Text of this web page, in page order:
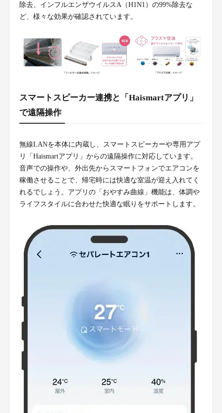
除去、インフルエンザウイルスA（H1N1）の99%除去な
ど、様々な効果が確認されています。
スマートスピーカー連携と「Haismartアプリ」
で遠隔操作
無線LANを本体に内蔵し、スマートスピーカーや専用アプ
リ「Haismartアプリ」からの遠隔操作に対応しています。
音声での操作や、外出先からスマートフォンでエアコンを
稼働させることで、帰宅時には快適な室温が迎え入れてく
れるでしょう。アプリの「おやすみ曲線」機能は、体調や
ライフスタイルに合わせた快適な眠りをサポートします。